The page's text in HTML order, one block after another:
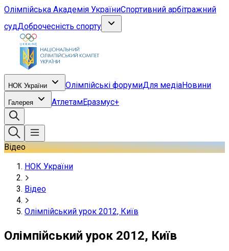
Олімпійська Академія УкраїниСпортивний арбітражний
судДоброчесність спорту
НОК України Олімпійські форумиДля медіаНовини
Галерея АтлетамЕразмус+
Відео
НОК України
Відео
Олімпійський урок 2012, Київ
Олімпійський урок 2012, Київ